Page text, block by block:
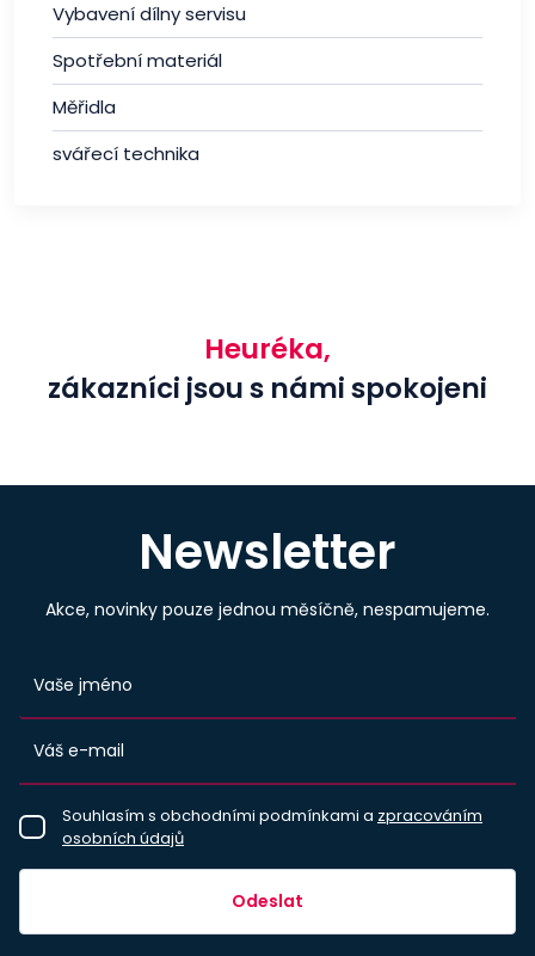
Vybavení dílny servisu
Spotřební materiál
Měřidla
svářecí technika
Heuréka,
zákazníci jsou s námi spokojeni
Newsletter
Akce, novinky pouze jednou měsíčně, nespamujeme.
Souhlasím s obchodními podmínkami a zpracováním
osobních údajů
Odeslat